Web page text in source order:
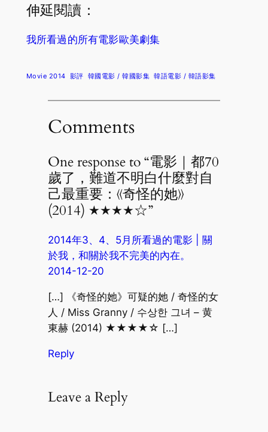
伸延閱讀：
我所看過的所有電影歐美劇集
Movie 2014 影評 韓國電影 / 韓國影集 韓語電影 / 韓語影集
Comments
One response to “電影｜都70
歲了，難道不明白什麼對自
己最重要：《奇怪的她》
(2014) ★★★★☆”
2014年3、4、5月所看過的電影 | 關
於我，和關於我不完美的內在。
2014-12-20
[…] 《奇怪的她》可疑的她 / 奇怪的女
人 / Miss Granny / 수상한 그녀 – 黄
東赫 (2014) ★★★★☆ […]
Reply
Leave a Reply